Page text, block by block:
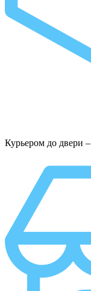
Курьером до двери –